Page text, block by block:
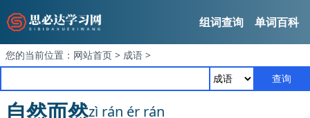
组词查询 单词百科
您的当前位置： 网站首页 > 成语 >
查询
自然而然zì rán ér rán